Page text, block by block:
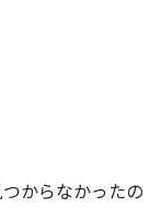
からなかったの